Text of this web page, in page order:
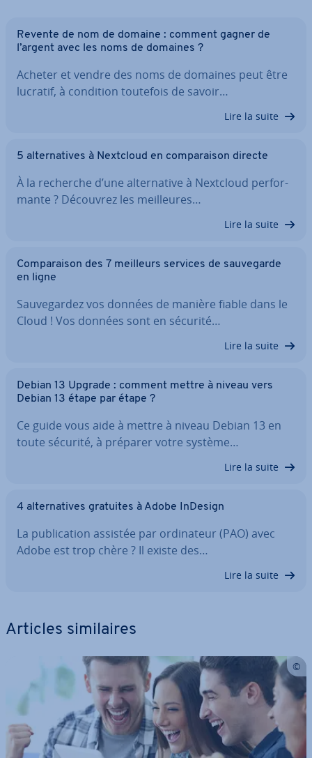
Revente de nom de domaine : comment gagner de
l’argent avec les noms de domaines ?
Acheter et vendre des noms de domaines peut être
lucratif, à condition toutefois de savoir…
Lire la suite
5 al­ter­na­tives à Nextcloud en com­pa­rai­son directe
À la recherche d’une al­ter­na­tive à Nextcloud per­for­
mante ? Découvrez les meil­leures…
Lire la suite
Com­pa­rai­son des 7 meilleurs services de sau­ve­garde
en ligne
Sau­ve­gar­dez vos données de manière fiable dans le
Cloud ! Vos données sont en sécurité…
Lire la suite
Debian 13 Upgrade : comment mettre à niveau vers
Debian 13 étape par étape ?
Ce guide vous aide à mettre à niveau Debian 13 en
toute sécurité, à préparer votre système…
Lire la suite
4 al­ter­na­tives gratuites à Adobe InDesign
La pu­bli­ca­tion assistée par or­di­na­teur (PAO) avec
Adobe est trop chère ? Il existe des…
Lire la suite
Articles si­mi­laires